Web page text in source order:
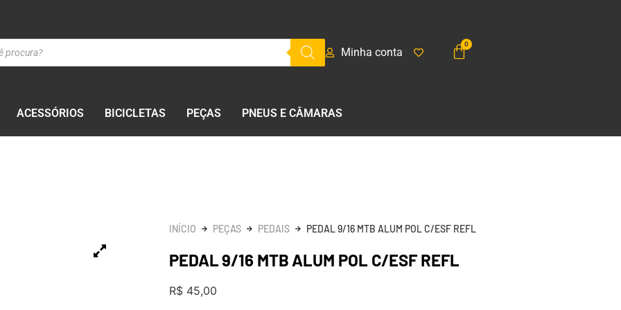
Minha conta
ACESSÓRIOS BICICLETAS PEÇAS PNEUS E CÂMARAS
INÍCIO PEÇAS PEDAIS PEDAL 9/16 MTB ALUM POL C/ESF REFL
PEDAL 9/16 MTB ALUM POL C/ESF REFL
R$ 45,00